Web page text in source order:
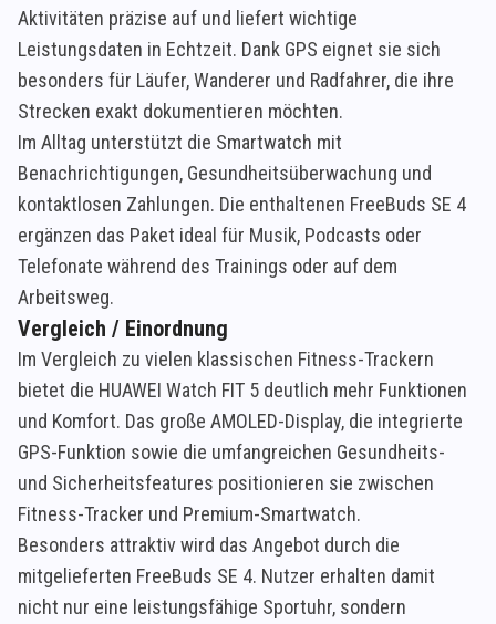
Aktivitäten präzise auf und liefert wichtige
Leistungsdaten in Echtzeit. Dank GPS eignet sie sich
besonders für Läufer, Wanderer und Radfahrer, die ihre
Strecken exakt dokumentieren möchten.
Im Alltag unterstützt die Smartwatch mit
Benachrichtigungen, Gesundheitsüberwachung und
kontaktlosen Zahlungen. Die enthaltenen FreeBuds SE 4
ergänzen das Paket ideal für Musik, Podcasts oder
Telefonate während des Trainings oder auf dem
Arbeitsweg.
Vergleich / Einordnung
Im Vergleich zu vielen klassischen Fitness-Trackern
bietet die HUAWEI Watch FIT 5 deutlich mehr Funktionen
und Komfort. Das große AMOLED-Display, die integrierte
GPS-Funktion sowie die umfangreichen Gesundheits-
und Sicherheitsfeatures positionieren sie zwischen
Fitness-Tracker und Premium-Smartwatch.
Besonders attraktiv wird das Angebot durch die
mitgelieferten FreeBuds SE 4. Nutzer erhalten damit
nicht nur eine leistungsfähige Sportuhr, sondern